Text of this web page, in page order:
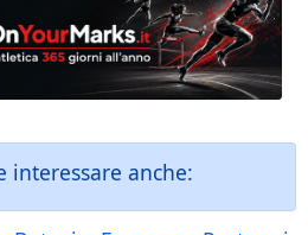
interessare anche: